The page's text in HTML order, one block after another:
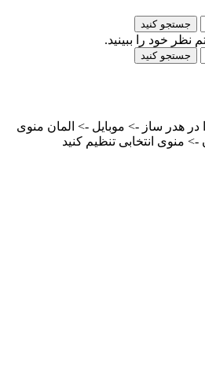
جستجو کنید
نظر خود را ببینید.
جستجو کنید
هدر ساز -> موبایل -> المان منوی
> منوی انتخابی تنظیم کنید